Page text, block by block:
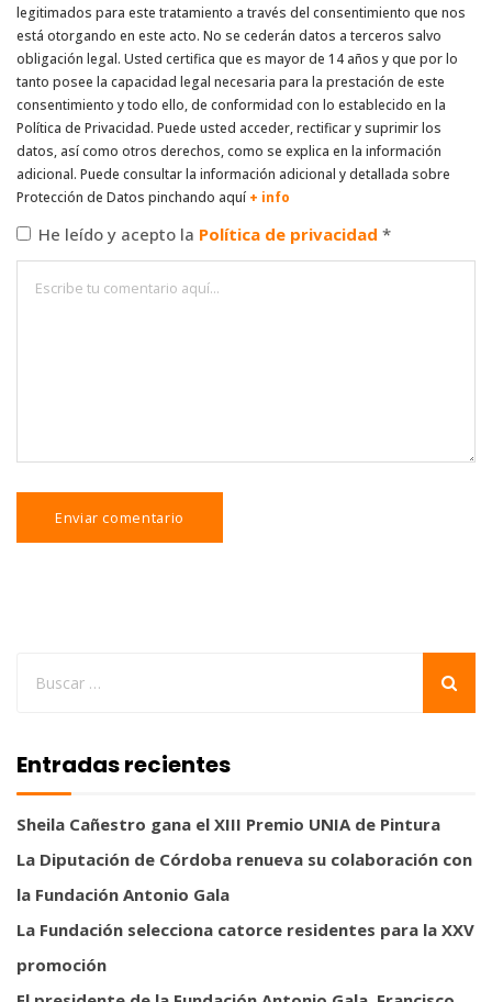
legitimados para este tratamiento a través del consentimiento que nos
está otorgando en este acto. No se cederán datos a terceros salvo
obligación legal. Usted certifica que es mayor de 14 años y que por lo
tanto posee la capacidad legal necesaria para la prestación de este
consentimiento y todo ello, de conformidad con lo establecido en la
Política de Privacidad. Puede usted acceder, rectificar y suprimir los
datos, así como otros derechos, como se explica en la información
adicional. Puede consultar la información adicional y detallada sobre
Protección de Datos pinchando aquí + info
He leído y acepto la Política de privacidad *
Entradas recientes
Sheila Cañestro gana el XIII Premio UNIA de Pintura
La Diputación de Córdoba renueva su colaboración con
la Fundación Antonio Gala
La Fundación selecciona catorce residentes para la XXV
promoción